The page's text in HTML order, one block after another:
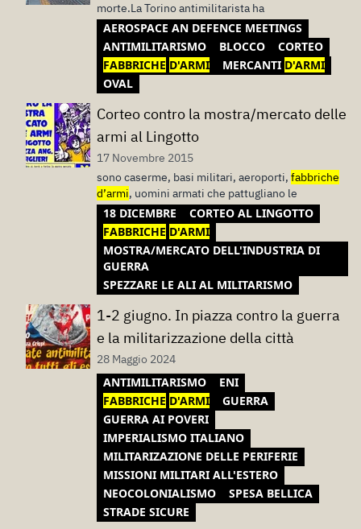
morte.La Torino antimilitarista ha
AEROSPACE AN DEFENCE MEETINGS
ANTIMILITARISMO
BLOCCO
CORTEO
FABBRICHE D'ARMI MERCANTI D'ARMI
OVAL
Corteo contro la mostra/mercato delle
armi al Lingotto
17 Novembre 2015
sono caserme, basi militari, aeroporti, fabbriche
d’armi, uomini armati che pattugliano le
18 DICEMBRE
CORTEO AL LINGOTTO
FABBRICHE D'ARMI
MOSTRA/MERCATO DELL'INDUSTRIA DI
GUERRA
SPEZZARE LE ALI AL MILITARISMO
1-2 giugno. In piazza contro la guerra
e la militarizzazione della città
28 Maggio 2024
ANTIMILITARISMO
ENI
FABBRICHE D'ARMI
GUERRA
GUERRA AI POVERI
IMPERIALISMO ITALIANO
MILITARIZAZIONE DELLE PERIFERIE
MISSIONI MILITARI ALL'ESTERO
NEOCOLONIALISMO
SPESA BELLICA
STRADE SICURE